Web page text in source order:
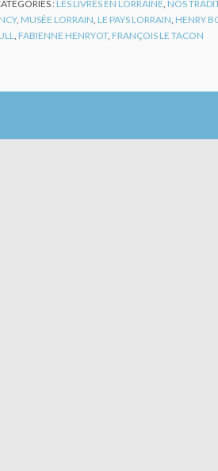
: LES LIVRES EN LORRAINE NOS
, MUSÉE LORRAIN LE PAYS LORRAIN HENRY
FABIENNE HENRYOT, FRANÇOIS LE TACON